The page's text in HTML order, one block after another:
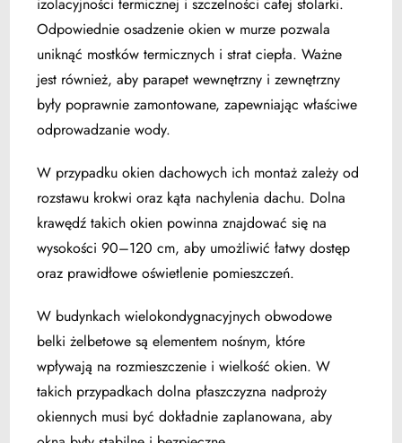
Odpowiednie osadzenie okien w murze pozwala
uniknąć mostków termicznych i strat ciepła. Ważne
jest również, aby parapet wewnętrzny i zewnętrzny
były poprawnie zamontowane, zapewniając właściwe
odprowadzanie wody.
W przypadku okien dachowych ich montaż zależy od
rozstawu krokwi oraz kąta nachylenia dachu. Dolna
krawędź takich okien powinna znajdować się na
wysokości 90–120 cm, aby umożliwić łatwy dostęp
oraz prawidłowe oświetlenie pomieszczeń.
W budynkach wielokondygnacyjnych obwodowe
belki żelbetowe są elementem nośnym, które
wpływają na rozmieszczenie i wielkość okien. W
takich przypadkach dolna płaszczyzna nadproży
okiennych musi być dokładnie zaplanowana, aby